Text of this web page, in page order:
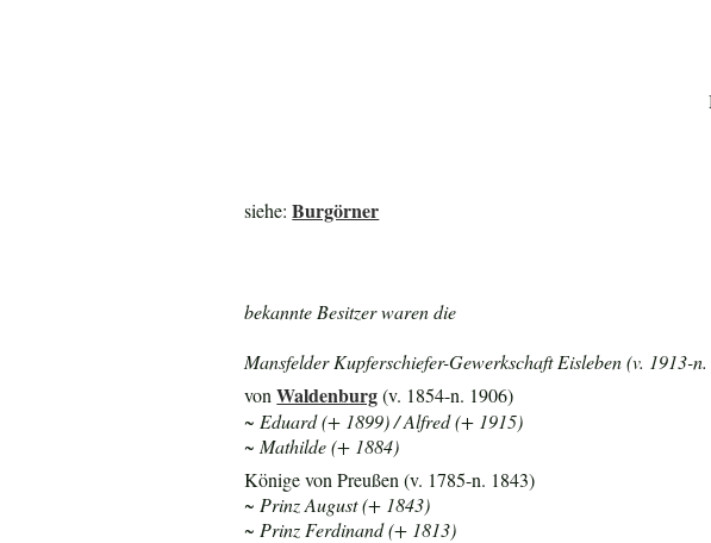
siehe:Burgörner
bekannte Besitzer waren die
Mansfelder Kupferschiefer-Gewerkschaft Eisleben (v. 1913-
vonWaldenburg(v. 1854-n. 1906)
~ Eduard (+ 1899) / Alfred (+ 1915)
~ Mathilde (+ 1884)
Könige von Preußen (v. 1785-n. 1843)
~ Prinz August (+ 1843)
~ Prinz Ferdinand (+ 1813)